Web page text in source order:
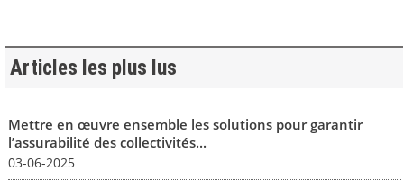
Articles les plus lus
Mettre en œuvre ensemble les solutions pour garantir
l’assurabilité des collectivités...
03-06-2025